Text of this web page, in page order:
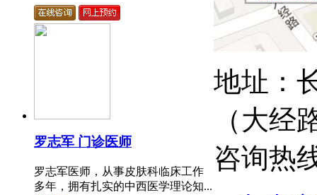
罗志军 门诊医师
罗志军医师，从事皮肤科临床工作
多年，拥有扎实的中西医学理论知...
地址：
（大经
咨询热